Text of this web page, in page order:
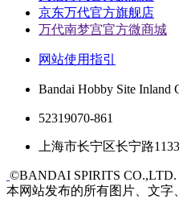
京东万代官方旗舰店
万代南梦宫官方微商城
网站使用指引
Bandai Hobby Site Inland
52319070-861
上海市长宁区长宁路
©BANDAI SPIRITS
本网站发布的所有图片、文